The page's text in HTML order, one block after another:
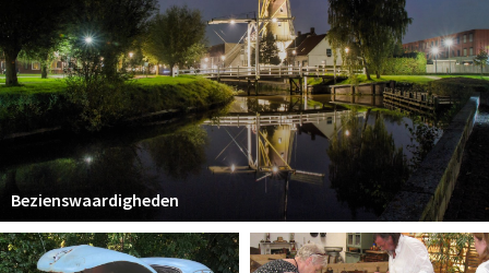
Bezienswaardigheden